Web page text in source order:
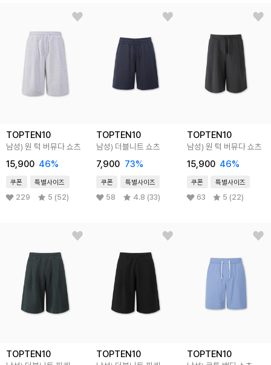
TOPTEN10
남성) 원 턱 버뮤다 쇼츠
15,900 46%
쿠폰 특별사이즈
229 5 (52)
TOPTEN10
남성) 더블니트 쇼츠
7,900 73%
쿠폰 특별사이즈
58 4.8 (33)
TOPTEN10
남성) 원 턱 버뮤다 쇼츠
15,900 46%
쿠폰 특별사이즈
63 5 (22)
TOPTEN10 TOPTEN10 TOPTEN10